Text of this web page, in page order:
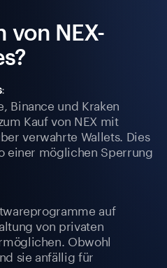
von NEX-
:
Binance und Kraken
Kauf von NEX mit
verwahrte Wallets. Dies
einer möglichen Sperrung
auf
von privaten
Obwohl
sie anfällig für